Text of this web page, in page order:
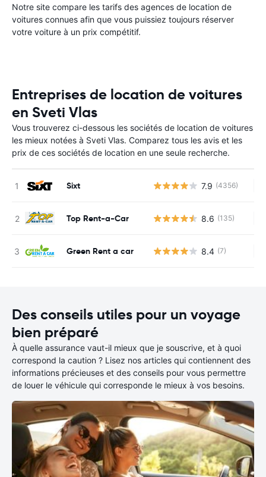
Notre site compare les tarifs des agences de location de
voitures connues afin que vous puissiez toujours réserver
votre voiture à un prix compétitif.
Entreprises de location de voitures
en Sveti Vlas
Vous trouverez ci-dessous les sociétés de location de voitures
les mieux notées à Sveti Vlas. Comparez tous les avis et les
prix de ces sociétés de location en une seule recherche.
Sixt 7.9 (4356)
Top Rent-a-Car 8.6 (135)
Green Rent a car 8.4 (7)
Des conseils utiles pour un voyage
bien préparé
À quelle assurance vaut-il mieux que je souscrive, et à quoi
correspond la caution ? Lisez nos articles qui contiennent des
informations précieuses et des conseils pour vous permettre
de louer le véhicule qui corresponde le mieux à vos besoins.